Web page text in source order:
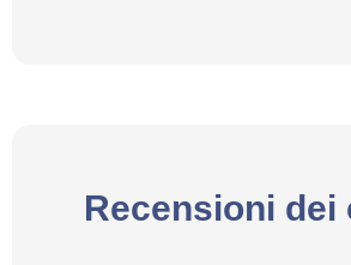
Recensioni dei